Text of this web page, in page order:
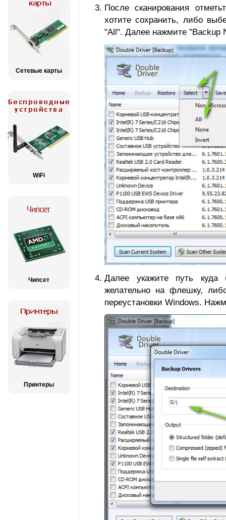
Сетевые карты
WiFi
Чипсет
Принтеры
После сканирования
хотите сохранить, либо
"All". Далее нажмите "Backup
Далее укажите путь куда
желательно на флешку,
переустановки Windows.